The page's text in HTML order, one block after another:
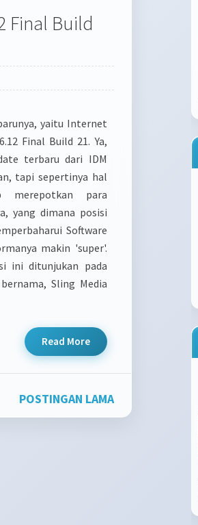
Final Build
yaitu Internet
Final Build 21. Ya,
terbaru dari IDM
tapi sepertinya hal
para
yang dimana posisi
Software
makin 'super'.
ini ditunjukan pada
Sling Media
Read More
POSTINGAN LAMA